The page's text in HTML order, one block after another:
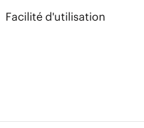
Facilité d'utilisation